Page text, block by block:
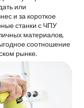
или
и за короткое
станки с ЧПУ
материалов,
соотношение
рынке.